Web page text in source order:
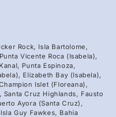
Einblicke. Sie führen
und erzählen Ihnen
sich hier zugetragen
Meeresfauna der Isla
Kanäle in
Flamingos zu
zu
Rock, Isla Bartolome,
Vicente Roca (Isabela),
Punta Espinoza,
Elizabeth Bay (Isabela),
Islet (Floreana),
Cruz Highlands, Fausto
Ayora (Santa Cruz),
Guy Fawkes, Bahia